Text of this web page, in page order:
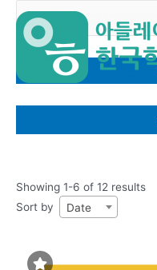
content
Showing 1-6 of 12 results
Sort by
Date
pagination